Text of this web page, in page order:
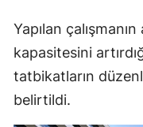
Yapılan
kapasitesini
tatbikatların
belirtildi.